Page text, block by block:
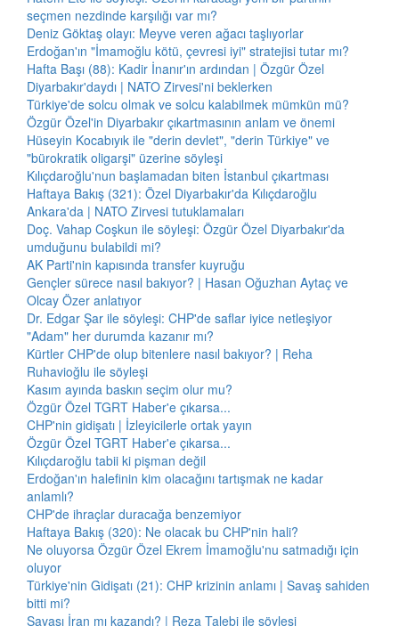
seçmen nezdinde karşılığı var mı?
Deniz Göktaş olayı: Meyve veren ağacı taşlıyorlar
Erdoğan'ın "İmamoğlu kötü, çevresi iyi" stratejisi tutar mı?
Hafta Başı (88): Kadir İnanır'ın ardından | Özgür Özel
Diyarbakır'daydı | NATO Zirvesi'ni beklerken
Türkiye'de solcu olmak ve solcu kalabilmek mümkün mü?
Özgür Özel'in Diyarbakır çıkartmasının anlam ve önemi
Hüseyin Kocabıyık ile "derin devlet", "derin Türkiye" ve
"bürokratik oligarşi" üzerine söyleşi
Kılıçdaroğlu'nun başlamadan biten İstanbul çıkartması
Haftaya Bakış (321): Özel Diyarbakır'da Kılıçdaroğlu
Ankara'da | NATO Zirvesi tutuklamaları
Doç. Vahap Coşkun ile söyleşi: Özgür Özel Diyarbakır'da
umduğunu bulabildi mi?
AK Parti'nin kapısında transfer kuyruğu
Gençler sürece nasıl bakıyor? | Hasan Oğuzhan Aytaç ve
Olcay Özer anlatıyor
Dr. Edgar Şar ile söyleşi: CHP'de saflar iyice netleşiyor
"Adam" her durumda kazanır mı?
Kürtler CHP'de olup bitenlere nasıl bakıyor? | Reha
Ruhavioğlu ile söyleşi
Kasım ayında baskın seçim olur mu?
Özgür Özel TGRT Haber'e çıkarsa...
CHP'nin gidişatı | İzleyicilerle ortak yayın
Özgür Özel TGRT Haber'e çıkarsa...
Kılıçdaroğlu tabii ki pişman değil
Erdoğan'ın halefinin kim olacağını tartışmak ne kadar
anlamlı?
CHP'de ihraçlar duracağa benzemiyor
Haftaya Bakış (320): Ne olacak bu CHP'nin hali?
Ne oluyorsa Özgür Özel Ekrem İmamoğlu'nu satmadığı için
oluyor
Türkiye'nin Gidişatı (21): CHP krizinin anlamı | Savaş sahiden
bitti mi?
Savaşı İran mı kazandı? | Reza Talebi ile söyleşi